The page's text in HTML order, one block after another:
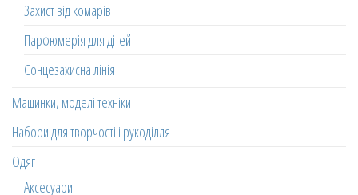
Захист від комарів
Парфюмерія для дітей
Сонцезахисна лінія
Машинки, моделі техніки
Набори для творчості і рукоділля
Одяг
Аксесуари